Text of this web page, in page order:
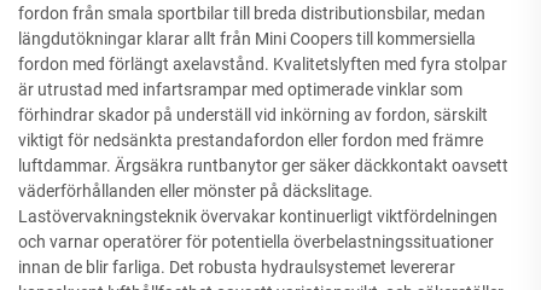
fordon från smala sportbilar till breda distributionsbilar, medan
längdutökningar klarar allt från Mini Coopers till kommersiella
fordon med förlängt axelavstånd. Kvalitetslyften med fyra stolpar
är utrustad med infartsrampar med optimerade vinklar som
förhindrar skador på underställ vid inkörning av fordon, särskilt
viktigt för nedsänkta prestandafordon eller fordon med främre
luftdammar. Ärgsäkra runtbanytor ger säker däckkontakt oavsett
väderförhållanden eller mönster på däckslitage.
Lastövervakningsteknik övervakar kontinuerligt viktfördelningen
och varnar operatörer för potentiella överbelastningssituationer
innan de blir farliga. Det robusta hydraulsystemet levererar